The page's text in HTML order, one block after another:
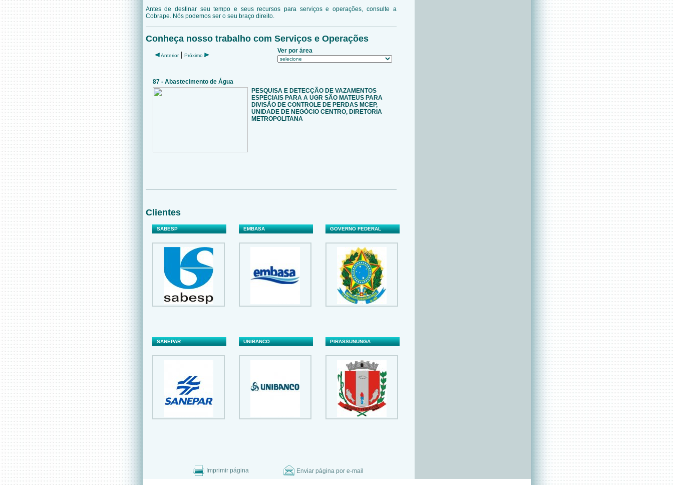
Antes de destinar seu tempo e seus recursos para serviços e operações, consulte a
Cobrape. Nós podemos ser o seu braço direito.
Conheça nosso trabalho com Serviços e Operações
Clientes
SABESP EMBASA GOVERNO FEDERAL
SANEPAR UNIBANCO PIRASSUNUNGA
Imprimir página Enviar página por e-mail